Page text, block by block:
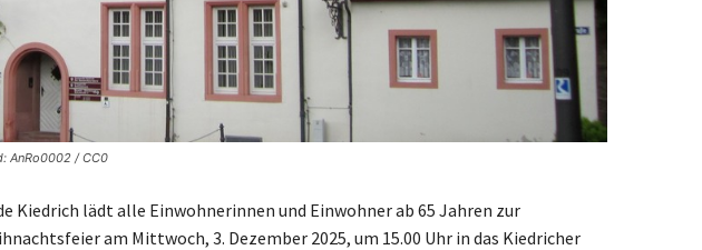
AnRo0002 / CC0
Kiedrich lädt alle Einwohnerinnen und Einwohner ab 65 Jahren zur
am Mittwoch, 3. Dezember 2025, um 15.00 Uhr in das Kiedricher